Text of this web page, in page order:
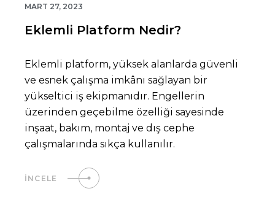
MART 27, 2023
Eklemli Platform Nedir?
Eklemli platform, yüksek alanlarda güvenli
ve esnek çalışma imkânı sağlayan bir
yükseltici iş ekipmanıdır. Engellerin
üzerinden geçebilme özelliği sayesinde
inşaat, bakım, montaj ve dış cephe
çalışmalarında sıkça kullanılır.
İNCELE